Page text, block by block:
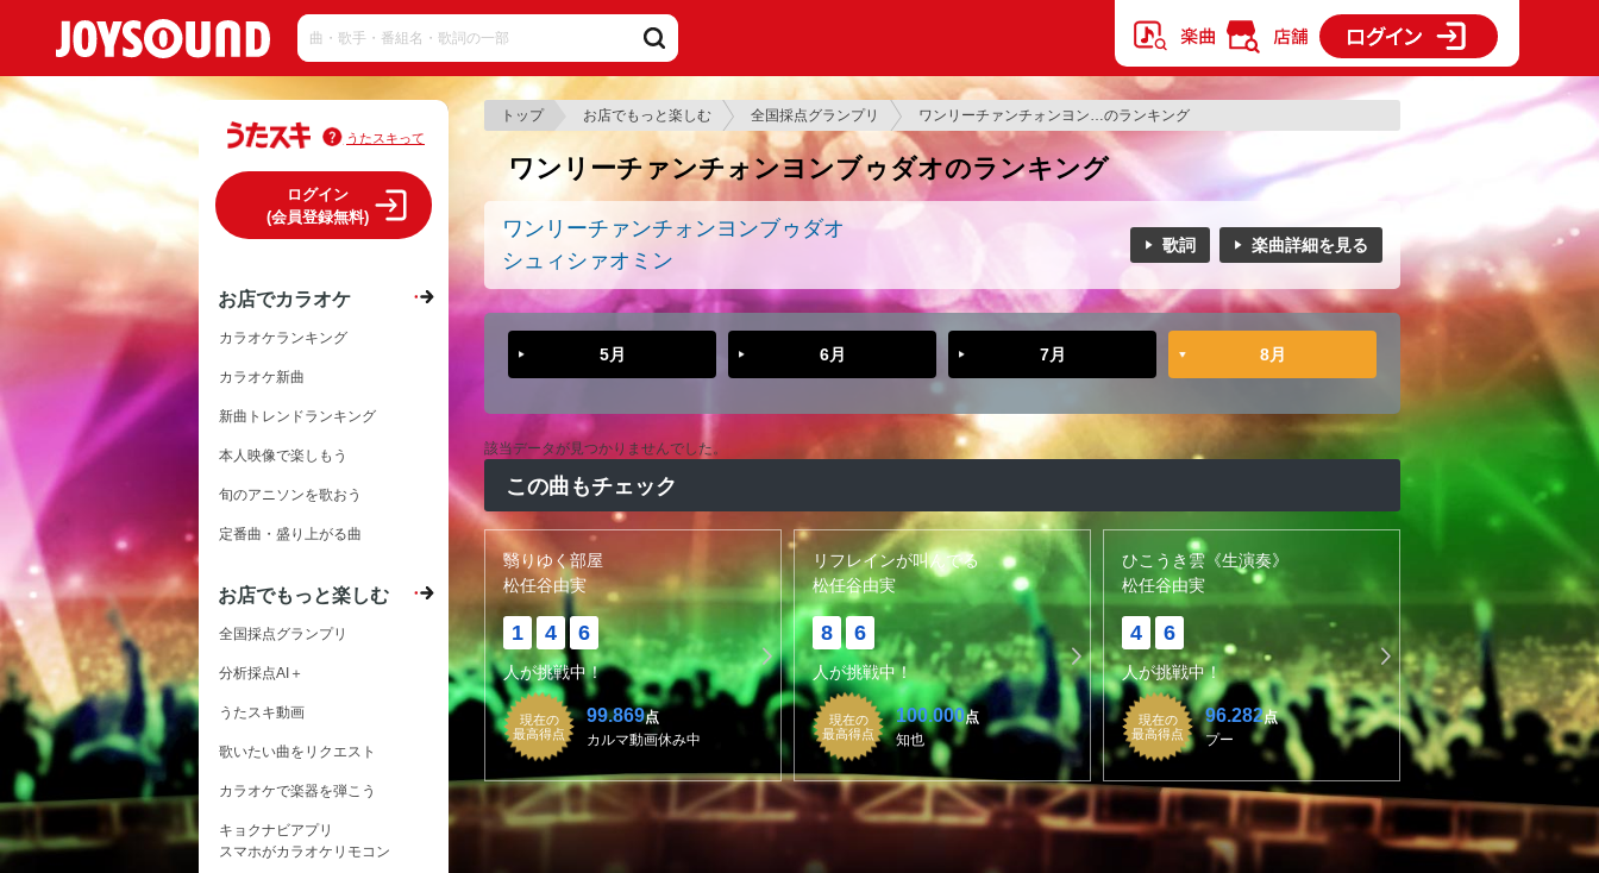
トップ お店でもっと楽しむ 全国採点グランプリ ワンリーチァンチォンヨン…のランキング
ワンリーチァンチォンヨンブゥダオのランキング
ワンリーチァンチォンヨンブゥダオ
シュィシァオミン
歌詞 楽曲詳細を見る
5月 6月 7月 8月
該当データが見つかりませんでした。
この曲もチェック
翳りゆく部屋
松任谷由実
1 4 6
人が挑戦中！
現在の
最高得点
99.869点
カルマ動画休み中
リフレインが叫んでる
松任谷由実
8 6
人が挑戦中！
現在の
最高得点
100.000点
知也
ひこうき雲《生演奏》
松任谷由実
4 6
人が挑戦中！
現在の
最高得点
96.282点
プー
うたスキって
ログイン
(会員登録無料)
お店でカラオケ
カラオケランキング
カラオケ新曲
新曲トレンドランキング
本人映像で楽しもう
旬のアニソンを歌おう
定番曲・盛り上がる曲
お店でもっと楽しむ
全国採点グランプリ
分析採点AI＋
うたスキ動画
歌いたい曲をリクエスト
カラオケで楽器を弾こう
キョクナビアプリ
スマホがカラオケリモコン